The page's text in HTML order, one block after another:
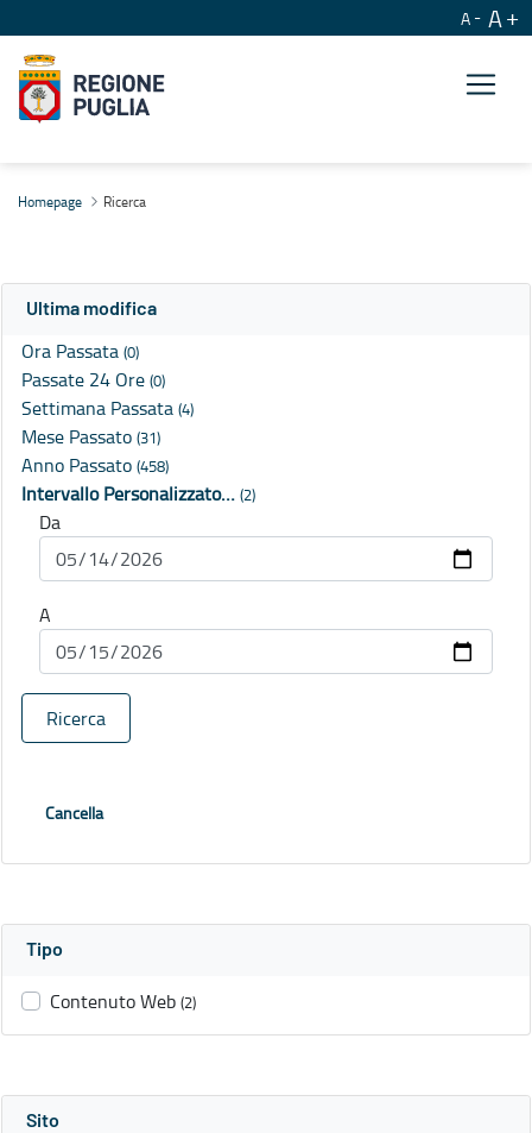
A A
Homepage Ricerca
Ultima modifica
Ora Passata (0)
Passate 24 Ore (0)
Settimana Passata (4)
Mese Passato (31)
Anno Passato (458)
Intervallo Personalizzato… (2)
Da
A
Ricerca
Cancella
Tipo
Contenuto Web (2)
Sito